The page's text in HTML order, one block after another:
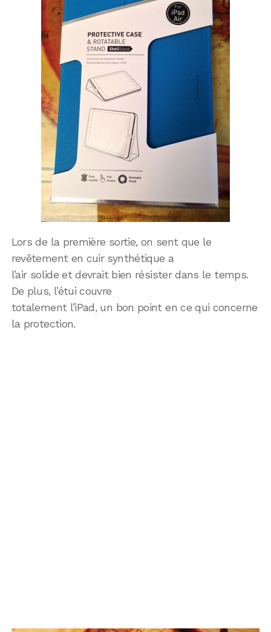
Lors de la première sortie, on sent que le
revêtement en cuir synthétique a
l’air solide et devrait bien résister dans le temps.
De plus, l’étui couvre
totalement l’iPad, un bon point en ce qui concerne
la protection.